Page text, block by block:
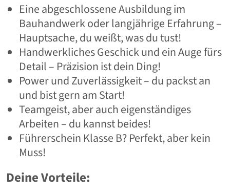
Eine abgeschlossene Ausbildung im
Bauhandwerk oder langjährige Erfahrung –
Hauptsache, du weißt, was du tust!
Handwerkliches Geschick und ein Auge fürs
Detail – Präzision ist dein Ding!
Power und Zuverlässigkeit – du packst an
und bist gern am Start!
Teamgeist, aber auch eigenständiges
Arbeiten – du kannst beides!
Führerschein Klasse B? Perfekt, aber kein
Muss!
Deine Vorteile: